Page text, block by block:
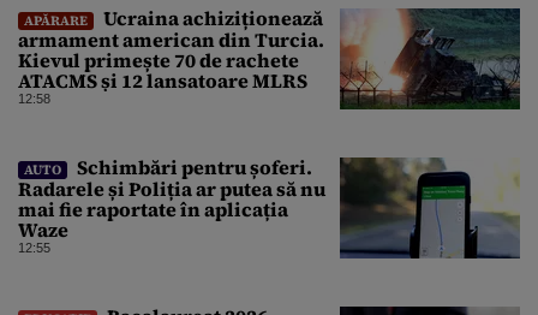
APĂRARE
Ucraina achiziționează
armament american din Turcia.
Kievul primește 70 de rachete
ATACMS și 12 lansatoare MLRS
12:58
AUTO
Schimbări pentru șoferi.
Radarele și Poliția ar putea să nu
mai fie raportate în aplicația
Waze
12:55